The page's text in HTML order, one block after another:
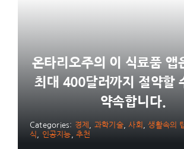
온타리오주의 이 식료품 앱
최대 400달러까지 절약할
약속합니다.
Categories: 경제 과학기술,사회 ,생활속의
식
인공지능 ,추천